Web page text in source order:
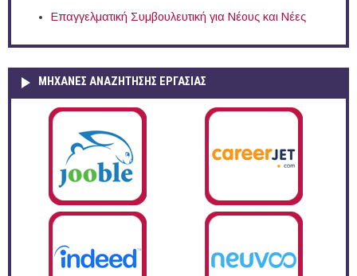
Επαγγελματική Συμβουλευτική για Νέους και Νέες
ΜΗΧΑΝΕΣ ΑΝΑΖΗΤΗΣΗΣ ΕΡΓΑΣΙΑΣ